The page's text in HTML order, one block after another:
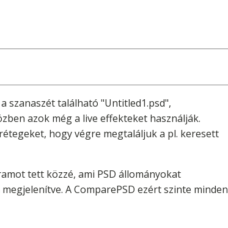
szanaszét található "Untitled1.psd",
azok még a live effekteket használják.
hogy végre megtaláljuk a pl. keresett
tett közzé, ami PSD állományokat
A ComparePSD ezért szinte minden